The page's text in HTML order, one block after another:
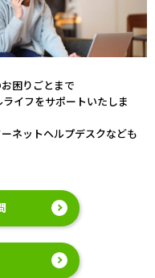
困りごとまで
イフをサポートいたしま
ネットヘルプデスクなども